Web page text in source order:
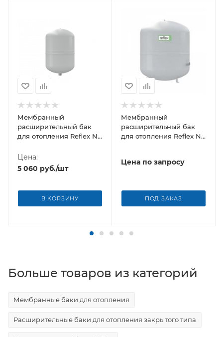
Мембранный
расширительный бак
для отопления Reflex NG
Цена:
5 060 руб./шт
В КОРЗИНУ
Мембранный
расширительный бак
для отопления Reflex NG
Цена по запросу
ПОД ЗАКАЗ
Больше товаров из категорий
Мембранные баки для отопления
Расширительные баки для отопления закрытого типа